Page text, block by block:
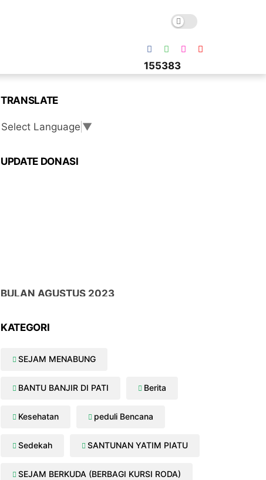
155383
TRANSLATE
Select Language ▼
UPDATE DONASI
BULAN AGUSTUS 2023
KATEGORI
SEJAM MENABUNG
BANTU BANJIR DI PATI Berita
Kesehatan peduli Bencana
Sedekah SANTUNAN YATIM PIATU
SEJAM BERKUDA (BERBAGI KURSI RODA)